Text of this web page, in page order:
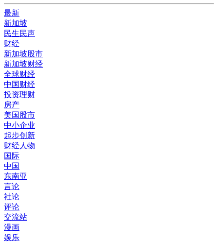
最新
新加坡
民生民声
财经
新加坡股市
新加坡财经
全球财经
中国财经
投资理财
房产
美国股市
中小企业
起步创新
财经人物
国际
中国
东南亚
言论
社论
评论
交流站
漫画
娱乐